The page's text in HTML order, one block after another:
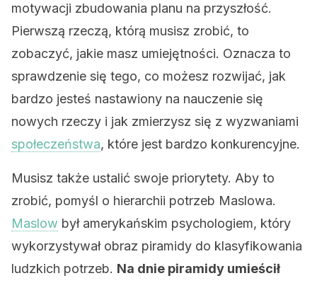
motywacji zbudowania planu na przyszłość.
Pierwszą rzeczą, którą musisz zrobić, to
zobaczyć, jakie masz umiejętności. Oznacza to
sprawdzenie się tego, co możesz rozwijać, jak
bardzo jesteś nastawiony na nauczenie się
nowych rzeczy i jak zmierzysz się z wyzwaniami
społeczeństwa, które jest bardzo konkurencyjne.
Musisz także ustalić swoje priorytety. Aby to
zrobić, pomyśl o hierarchii potrzeb Maslowa.
Maslow był amerykańskim psychologiem, który
wykorzystywał obraz piramidy do klasyfikowania
ludzkich potrzeb. Na dnie piramidy umieścił